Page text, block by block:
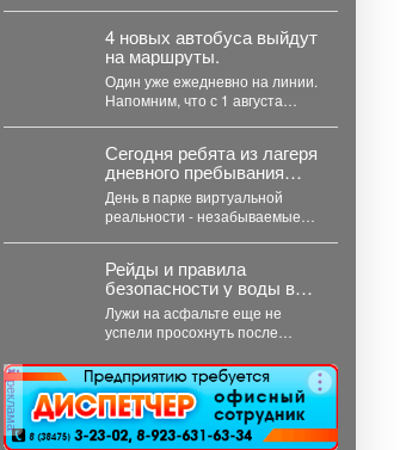
4 новых автобуса выйдут
на маршруты.
Один уже ежедневно на линии.
Напомним, что с 1 августа
Сегодня ребята из лагеря
дневного пребывания
«Орлёнок» отправились в
настоящее цифровое
приключение - в парк
виртуальной реальности!
День в парке виртуальной
реальности - незабываемые
Рейды и правила
безопасности у воды в
Новокузнецке
Лужи на асфальте еще не
успели просохнуть после
снова палит...
реклама